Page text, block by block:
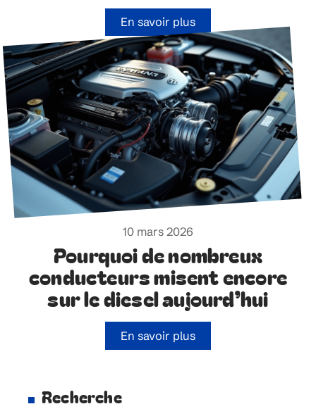
En savoir plus
10 mars 2026
Pourquoi de nombreux
conducteurs misent encore
sur le diesel aujourd’hui
En savoir plus
Recherche